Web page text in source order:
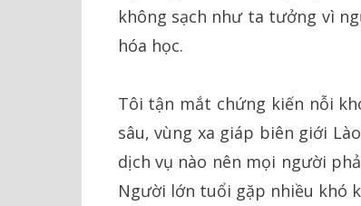
không sạch như ta tưởng vì
hóa học.
Tôi tận mắt chứng kiến nỗi
sâu, vùng xa giáp biên giới
dịch vụ nào nên mọi người
Người lớn tuổi gặp nhiều khó